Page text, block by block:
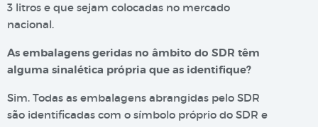
3 litros e que sejam colocadas no mercado
nacional.
As embalagens geridas no âmbito do SDR têm
alguma sinalética própria que as identifique?
Sim. Todas as embalagens abrangidas pelo SDR
são identificadas com o símbolo próprio do SDR e